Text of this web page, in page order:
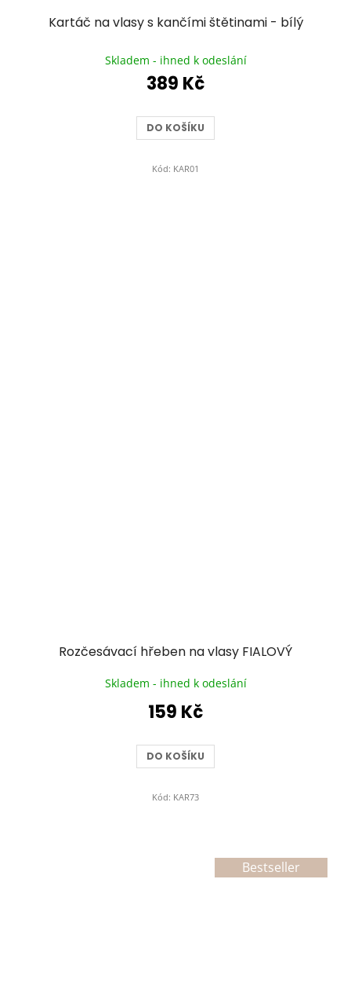
Kartáč na vlasy s kančími štětinami - bílý
hodnocení
produktu
je
z
5
Skladem - ihned k odeslání
389 Kč
DO KOŠÍKU
Kód: KAR01
Rozčesávací hřeben na vlasy FIALOVÝ
Skladem - ihned k odeslání
159 Kč
DO KOŠÍKU
Kód: KAR73
Bestseller